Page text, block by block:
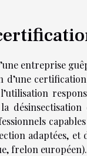
entreprise
d’une
adaptées, et
frelon européen).